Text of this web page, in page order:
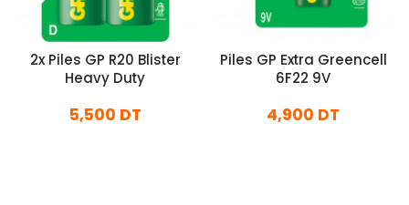
2x Piles GP R20 Blister
Heavy Duty
5,500 DT
Piles GP Extra Greencell
6F22 9V
4,900 DT